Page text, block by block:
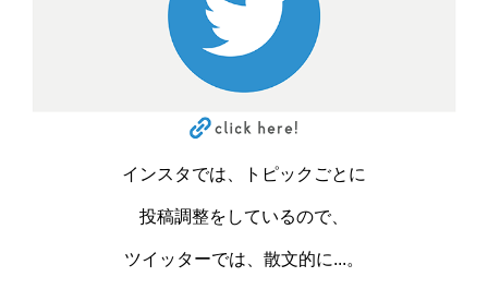
インスタでは、トピックごとに
投稿調整をしているので、
ツイッターでは、散文的に...。